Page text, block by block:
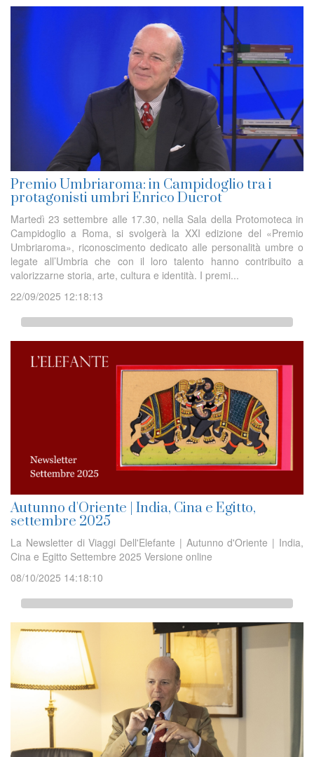
Premio Umbriaroma: in Campidoglio tra i
protagonisti umbri Enrico Ducrot
Martedì 23 settembre alle 17.30, nella Sala della Protomoteca in
Campidoglio a Roma, si svolgerà la XXI edizione del «Premio
Umbriaroma», riconoscimento dedicato alle personalità umbre o
legate all’Umbria che con il loro talento hanno contribuito a
valorizzarne storia, arte, cultura e identità. I premi...
22/09/2025 12:18:13
Autunno d'Oriente | India, Cina e Egitto,
settembre 2025
La Newsletter di Viaggi Dell'Elefante | Autunno d'Oriente | India,
Cina e Egitto Settembre 2025 Versione online
08/10/2025 14:18:10